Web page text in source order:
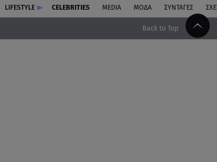
LIFESTYLE CELEBRITIES MEDIA ΜΟΔΑ ΣΥΝΤΑΓΕΣ
Back to Top